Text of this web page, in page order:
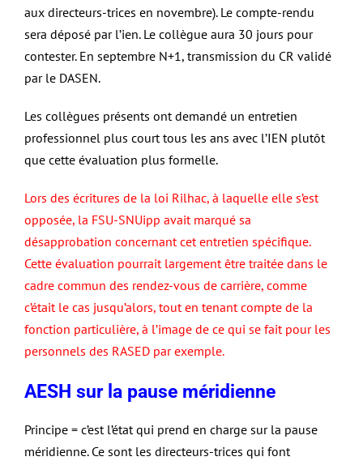
aux directeurs-trices en novembre). Le compte-rendu
sera déposé par l’ien. Le collègue aura 30 jours pour
contester. En septembre N+1, transmission du CR validé
par le DASEN.
Les collègues présents ont demandé un entretien
professionnel plus court tous les ans avec l’IEN plutôt
que cette évaluation plus formelle.
Lors des écritures de la loi Rilhac, à laquelle elle s’est
opposée, la FSU-SNUipp avait marqué sa
désapprobation concernant cet entretien spécifique.
Cette évaluation pourrait largement être traitée dans le
cadre commun des rendez-vous de carrière, comme
c’était le cas jusqu’alors, tout en tenant compte de la
fonction particulière, à l’image de ce qui se fait pour les
personnels des RASED par exemple.
AESH sur la pause méridienne
Principe = c’est l’état qui prend en charge sur la pause
méridienne. Ce sont les directeurs-trices qui font